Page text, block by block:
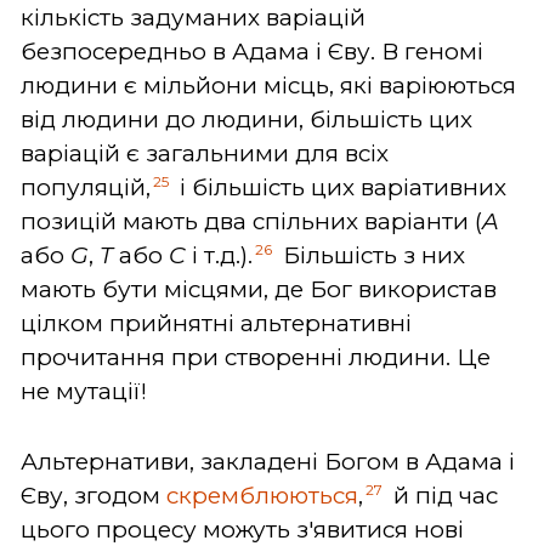
кількість задуманих варіацій
безпосередньо в Адама і Єву. В геномі
людини є мільйони місць, які варіюються
від людини до людини, більшість цих
варіацій є загальними для всіх
популяцій, 25
і більшість цих варіативних
позицій мають два спільних варіанти (A
або G, Tабо C і т.д.). 26
Більшість з них
мають бути місцями, де Бог використав
цілком прийнятні альтернативні
прочитання при створенні людини. Це
не мутації!
Альтернативи, закладені Богом в Адама і
Єву, згодом скремблюються, 27
й під час
цього процесу можуть з'явитися нові